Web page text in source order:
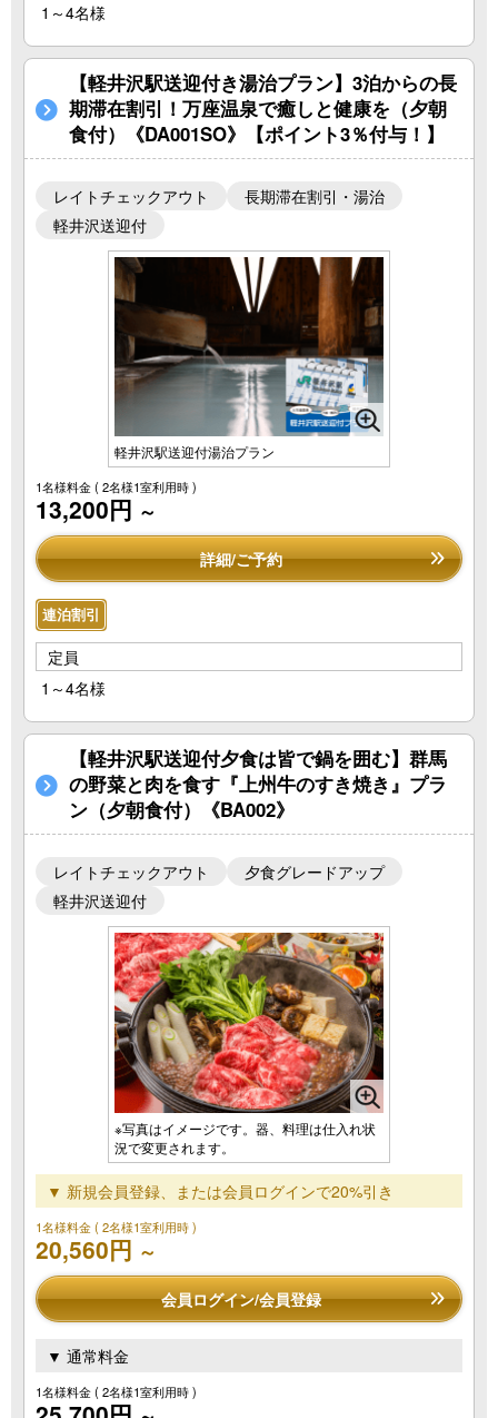
1～4名様
【軽井沢駅送迎付き湯治プラン】3泊からの長
期滞在割引！万座温泉で癒しと健康を（夕朝
食付）《DA001SO》【ポイント3％付与！】
レイトチェックアウト
長期滞在割引・湯治
軽井沢送迎付
軽井沢駅送迎付湯治プラン
1名様料金( 2名様1室利用時 )
13,200円 ～
詳細/ご予約
連泊割引
定員
1～4名様
【軽井沢駅送迎付夕食は皆で鍋を囲む】群馬
の野菜と肉を食す『上州牛のすき焼き』プラ
ン（夕朝食付）《BA002》
レイトチェックアウト
夕食グレードアップ
軽井沢送迎付
※写真はイメージです。器、料理は仕入れ状
況で変更されます。
▼ 新規会員登録、または会員ログインで20%引き
1名様料金( 2名様1室利用時 )
20,560円 ～
会員ログイン/会員登録
▼ 通常料金
1名様料金( 2名様1室利用時 )